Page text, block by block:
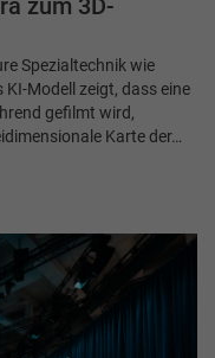
zum 3D-
Spezialtechnik wie
Modell zeigt, dass eine
gefilmt wird,
Karte der…